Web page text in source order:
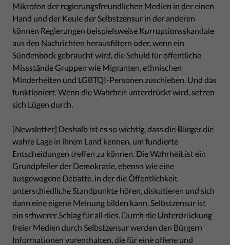
Mikrofon der regierungsfreundlichen Medien in der einen
Hand und der Keule der Selbstzensur in der anderen
können Regierungen beispielsweise Korruptionsskandale
aus den Nachrichten herausfiltern oder, wenn ein
Sündenbock gebraucht wird, die Schuld für öffentliche
Missstände Gruppen wie Migranten, ethnischen
Minderheiten und LGBTQI-Personen zuschieben. Und das
funktioniert. Wenn die Wahrheit unterdrückt wird, setzen
sich Lügen durch.
[Newsletter] Deshalb ist es so wichtig, dass die Bürger die
wahre Lage in ihrem Land kennen, um fundierte
Entscheidungen treffen zu können. Die Wahrheit ist ein
Grundpfeiler der Demokratie, ebenso wie eine
ausgewogene Debatte, in der die Öffentlichkeit
unterschiedliche Standpunkte hören, diskutieren und sich
dann eine eigene Meinung bilden kann. Selbstzensur ist
ein schwerer Schlag für all dies. Durch die Unterdrückung
freier Medien durch Selbstzensur werden den Bürgern
Informationen vorenthalten, die für eine offene und